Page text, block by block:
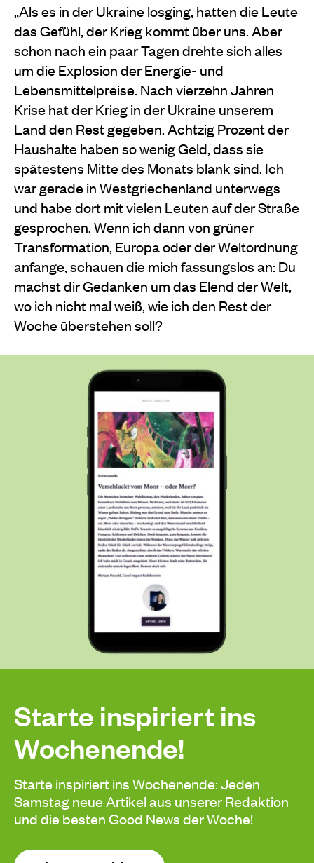
„Als es in der Ukraine losging, hatten die Leute
das Gefühl, der Krieg kommt über uns. Aber
schon nach ein paar Tagen drehte sich alles
um die Explosion der Energie- und
Lebensmittelpreise. Nach vierzehn Jahren
Krise hat der Krieg in der Ukraine unserem
Land den Rest gegeben. Achtzig Prozent der
Haushalte haben so wenig Geld, dass sie
spätestens Mitte des Monats blank sind. Ich
war gerade in Westgriechenland unterwegs
und habe dort mit vielen Leuten auf der Straße
gesprochen. Wenn ich dann von grüner
Transformation, Europa oder der Weltordnung
anfange, schauen die mich fassungslos an: Du
machst dir Gedanken um das Elend der Welt,
wo ich nicht mal weiß, wie ich den Rest der
Woche überstehen soll?
Starte inspiriert ins
Wochenende!
Starte inspiriert ins Wochenende: Jeden
Samstag neue Artikel aus unserer Redaktion
und die besten Good News der Woche!